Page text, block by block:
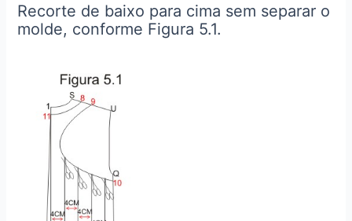
Recorte de baixo para cima sem separar o
molde, conforme Figura 5.1.